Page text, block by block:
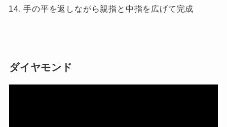
手の平を返しながら親指と中指を広げて完成
ダイヤモンド